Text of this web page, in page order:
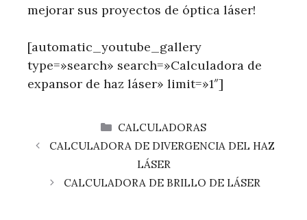
mejorar sus proyectos de óptica láser!
[automatic_youtube_gallery
type=»search» search=»Calculadora de
expansor de haz láser» limit=»1″]
CATEGORÍAS
CALCULADORAS
CALCULADORA DE DIVERGENCIA DEL HAZ
LÁSER
CALCULADORA DE BRILLO DE LÁSER